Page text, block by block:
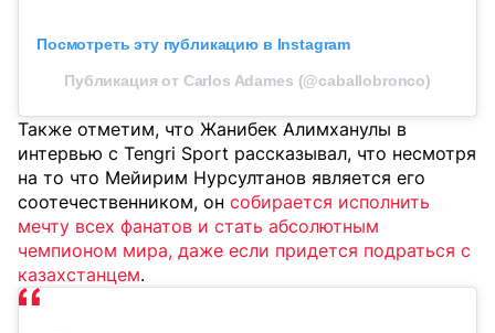
Посмотреть эту публикацию в Instagram
Публикация от Carlos Adames (@caballobronco)
Также отметим, что Жанибек Алимханулы в
интервью с Tengri Sport рассказывал, что несмотря
на то что Мейирим Нурсултанов является его
соотечественником, он собирается исполнить
мечту всех фанатов и стать абсолютным
чемпионом мира, даже если придется подраться с
казахстанцем.